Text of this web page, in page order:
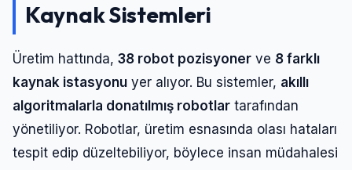
Kaynak Sistemleri
Üretim hattında, 38 robot pozisyoner ve 8 farklı
kaynak istasyonu yer alıyor. Bu sistemler, akıllı
algoritmalarla donatılmış robotlar tarafından
yönetiliyor. Robotlar, üretim esnasında olası hataları
tespit edip düzeltebiliyor, böylece insan müdahalesi